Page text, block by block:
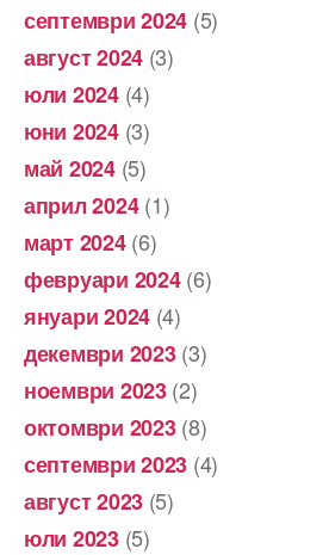
септември 2024 (5)
август 2024 (3)
юли 2024(4)
юни 2024(3)
май 2024(5)
април 2024(1)
март 2024(6)
февруари 2024(6)
януари 2024 (4)
декември 2023(3)
ноември 2023(2)
октомври 2023(8)
септември 2023 (4)
август 2023 (5)
юли 2023(5)